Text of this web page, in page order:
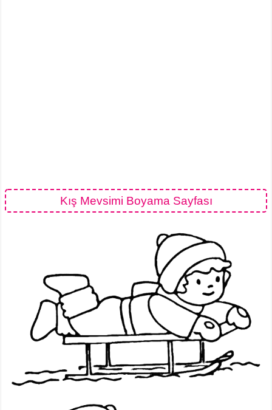
Kış Mevsimi Boyama Sayfası